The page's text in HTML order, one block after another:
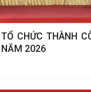
CHỨC THÀNH
NĂM 2026